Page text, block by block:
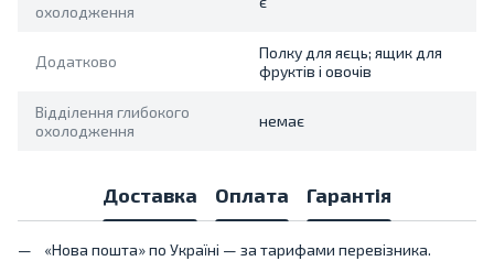
охолодження
Додатково
Полку для яєць; ящик для
фруктів і овочів
Відділення глибокого
охолодження
немає
Доставка Оплата Гарантія
«Нова пошта» по Україні — за тарифами перевізника.